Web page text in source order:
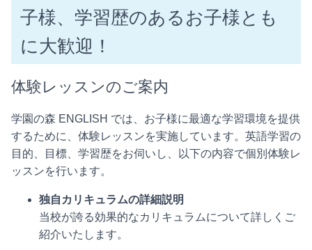
替
子様、学習歴のあるお子様とも
に大歓迎！
体験レッスンのご案内
学園の森 ENGLISH では、お子様に最適な学習環境を提供
するために、体験レッスンを実施しています。英語学習の
目的、目標、学習歴をお伺いし、以下の内容で個別体験レ
ッスンを行います。
独自カリキュラムの詳細説明
当校が誇る効果的なカリキュラムについて詳しくご
紹介いたします。